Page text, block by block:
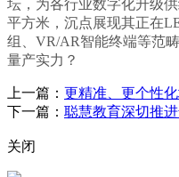
坛，为各行业数字化升级
平方米，沉点展现其正在
组、VR/AR智能终端等范
量产实力？
上一篇： 更精准、更个性
下一篇： 聪慧教育深切推
关闭